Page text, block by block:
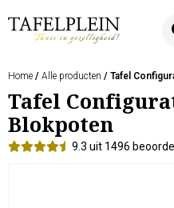
Home / Alle producten / Tafel
Tafel
Blokpoten
9.3 uit 1496